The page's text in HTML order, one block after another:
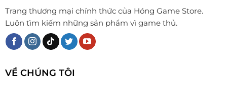
Trang thương mại chính thức của Hóng Game Store.
Luôn tìm kiếm những sản phẩm vì game thủ.
VỀ CHÚNG TÔI